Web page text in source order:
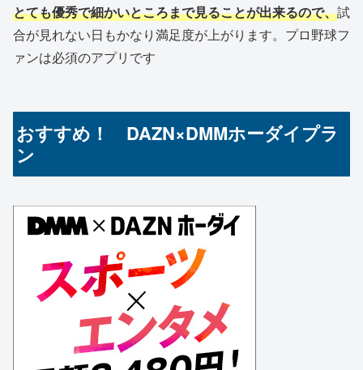
とても優秀で細かいところまで見ることが出来るので、試
合が見れない日もかなり満足度が上がります。プロ野球フ
ァンは必須のアプリです
おすすめ！ DAZN×DMMホーダイプラ
ン